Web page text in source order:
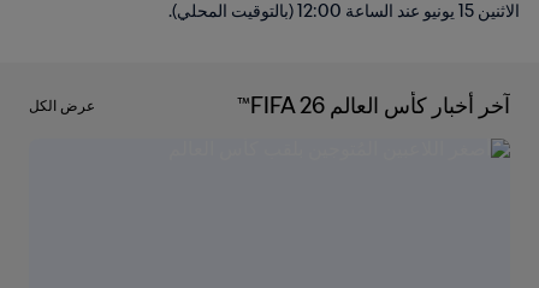
الاثنين 15 يونيو عند الساعة 12:00 (بالتوقيت المحلي).
آخر أخبار كأس العالم FIFA 26™ عرض الكل